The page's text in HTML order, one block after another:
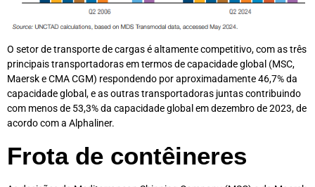
O setor de transporte de cargas é altamente competitivo, com as três
principais transportadoras em termos de capacidade global (MSC,
Maersk e CMA CGM) respondendo por aproximadamente 46,7% da
capacidade global, e as outras transportadoras juntas contribuindo
com menos de 53,3% da capacidade global em dezembro de 2023, de
acordo com a Alphaliner.
Frota de contêineres